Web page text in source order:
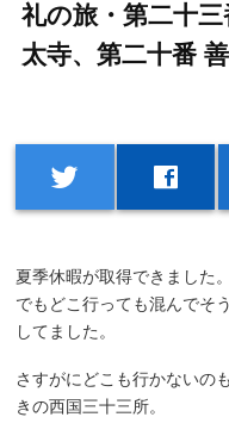
礼の旅・第二十
太寺、第二十番 善
twitter facebook
夏季休暇が取得できました。
でもどこ行っても混んでそ
してました。
さすがにどこも行かないの
きの西国三十三所。